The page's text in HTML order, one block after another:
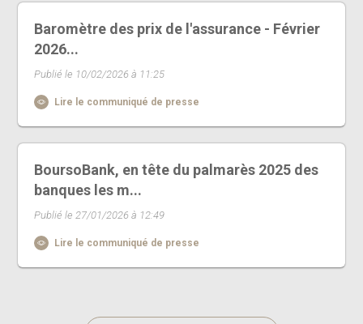
Baromètre des prix de l'assurance - Février
2026...
Publié le 10/02/2026 à 11:25
Lire le communiqué de presse
BoursoBank, en tête du palmarès 2025 des
banques les m...
Publié le 27/01/2026 à 12:49
Lire le communiqué de presse